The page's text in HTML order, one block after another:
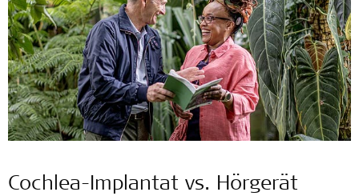
Cochlea-Implantat vs. Hörgerät